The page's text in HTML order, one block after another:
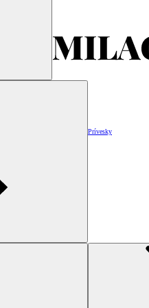
Prívesky